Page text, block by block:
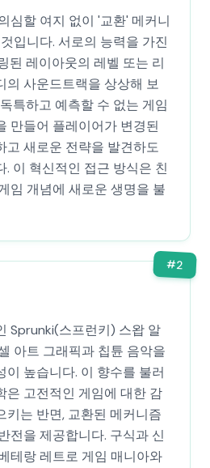
심할 여지 없이 '교환' 메커니
입니다. 서로의 능력을 가진
된 레이아웃의 레벨 또는 리
의 사운드트랙을 상상해 보
특하고 예측할 수 없는 게임
만들어 플레이어가 변경된
고 새로운 전략을 발견하도
. 이 혁신적인 접근 방식은 친
임 개념에 새로운 생명을 불
#2
Sprunki(스프런키) 스왑 알
아트 그래픽과 칩튠 음악을
이 높습니다. 이 향수를 불러
은 고전적인 게임에 대한 감
키는 반면, 교환된 메커니즘
전을 제공합니다. 구식과 신
테랑 레트로 게임 매니아와